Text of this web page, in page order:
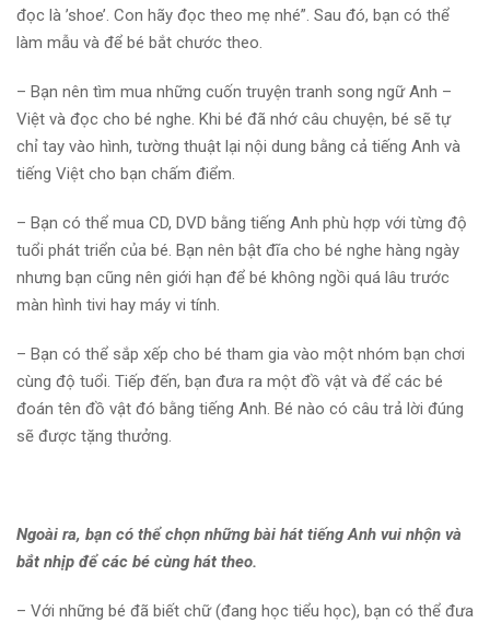
đọc là ’shoe’. Con hãy đọc theo mẹ nhé”. Sau đó, bạn có thể
làm mẫu và để bé bắt chước theo.
– Bạn nên tìm mua những cuốn truyện tranh song ngữ Anh –
Việt và đọc cho bé nghe. Khi bé đã nhớ câu chuyện, bé sẽ tự
chỉ tay vào hình, tường thuật lại nội dung bằng cả tiếng Anh và
tiếng Việt cho bạn chấm điểm.
– Bạn có thể mua CD, DVD bằng tiếng Anh phù hợp với từng độ
tuổi phát triển của bé. Bạn nên bật đĩa cho bé nghe hàng ngày
nhưng bạn cũng nên giới hạn để bé không ngồi quá lâu trước
màn hình tivi hay máy vi tính.
– Bạn có thể sắp xếp cho bé tham gia vào một nhóm bạn chơi
cùng độ tuổi. Tiếp đến, bạn đưa ra một đồ vật và để các bé
đoán tên đồ vật đó bằng tiếng Anh. Bé nào có câu trả lời đúng
sẽ được tặng thưởng.
Ngoài ra, bạn có thể chọn những bài hát tiếng Anh vui nhộn và
bắt nhịp để các bé cùng hát theo.
– Với những bé đã biết chữ (đang học tiểu học), bạn có thể đưa